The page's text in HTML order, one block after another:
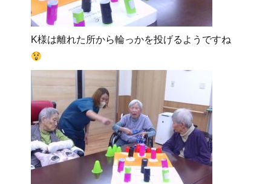
K様は離れた所から輪っかを投げるようですね